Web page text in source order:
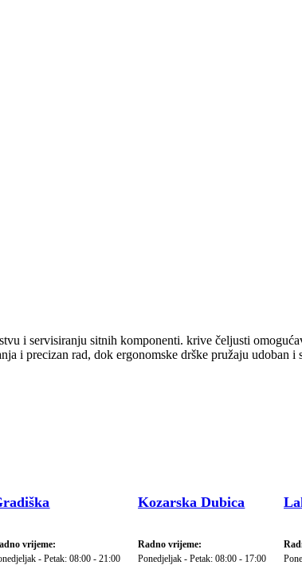
i servisiranju sitnih komponenti. krive čeljusti
i precizan rad, dok ergonomske drške pružaju udoban i
vrijeme:
- Petak: 08:00 - 21:00
Kozarska Dubica
Radno vrijeme:
Ponedjeljak - Petak: 08:00 - 17:00